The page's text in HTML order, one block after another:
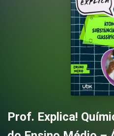
Prof. Explica!